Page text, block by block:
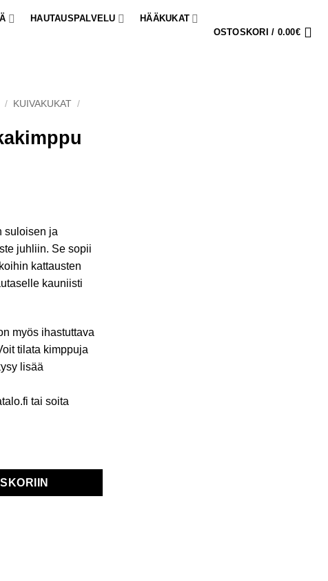
HAUTAUSPALVELU HÄÄKUKAT
OSTOSKORI / 0.00€
/ KUIVAKUKAT /
suloisen ja
juhliin. Se sopii
kattausten
kauniisti
myös ihastuttava
tilata kimppuja
lisää
tai soita
määrä